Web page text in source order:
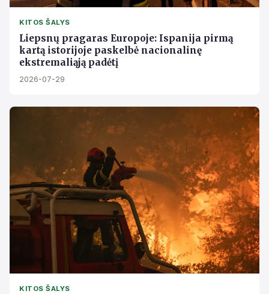
KITOS ŠALYS
Liepsnų pragaras Europoje: Ispanija pirmą
kartą istorijoje paskelbė nacionalinę
ekstremaliąją padėtį
2026-07-29
KITOS ŠALYS